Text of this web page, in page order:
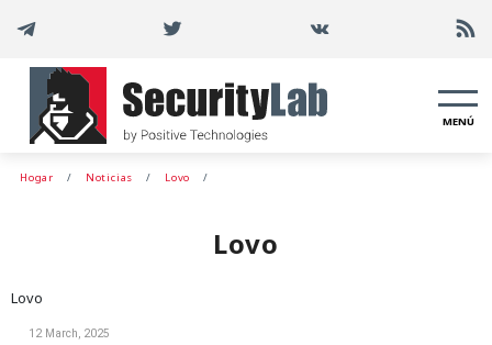
MENÚ
Hogar Noticias Lovo
Lovo
Lovo
12 March, 2025